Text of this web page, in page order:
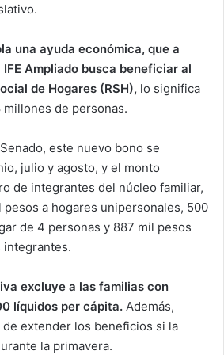
una ayuda económica, que a
Ampliado busca beneficiar al
de Hogares (RSH), lo significa
millones de personas.
este nuevo bono se
julio y agosto, y el monto
de integrantes del núcleo familiar,
a hogares unipersonales, 500
de 4 personas y 887 mil pesos
integrantes.
excluye a las familias con
líquidos per cápita. Además,
extender los beneficios si la
la primavera.